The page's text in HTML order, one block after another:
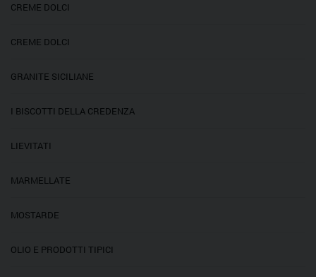
CREME DOLCI
CREME DOLCI
GRANITE SICILIANE
I BISCOTTI DELLA CREDENZA
LIEVITATI
MARMELLATE
MOSTARDE
OLIO E PRODOTTI TIPICI